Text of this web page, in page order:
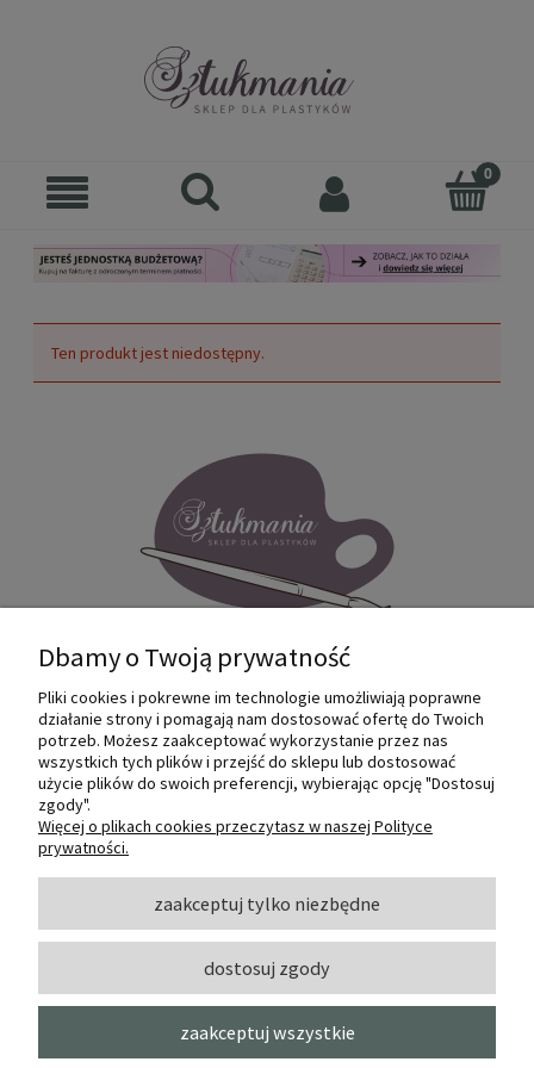
Ten produkt jest niedostępny.
Internetowy sklep dla plastyków
SZTUKMANIA. Profesjonalne artykuły dla
małych i dużych artystów.
O NAS
INFORMACJE I POMOC
MOJE KONTO
Dbamy o Twoją prywatność
Pliki cookies i pokrewne im technologie umożliwiają poprawne
działanie strony i pomagają nam dostosować ofertę do Twoich
potrzeb. Możesz zaakceptować wykorzystanie przez nas
wszystkich tych plików i przejść do sklepu lub dostosować
użycie plików do swoich preferencji, wybierając opcję "Dostosuj
zgody".
Więcej o plikach cookies przeczytasz w naszej Polityce
prywatności.
zaakceptuj tylko niezbędne
dostosuj zgody
zaakceptuj wszystkie